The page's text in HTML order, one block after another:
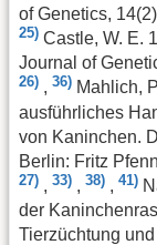
of Genetics,
25) Castle, W. E.
Journal of
26) , 36) Mahlich,
ausführliches
von Kaninchen.
Berlin: Fritz
27) , 33) , 38) , 41)
der
Tierzüchtung